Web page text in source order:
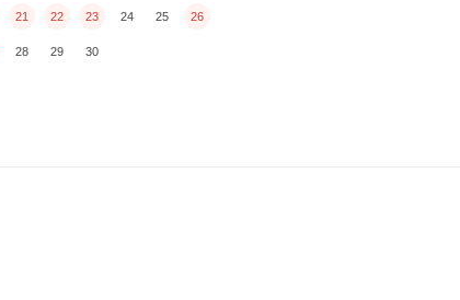
21 22 23 24 25 26
28 29 30